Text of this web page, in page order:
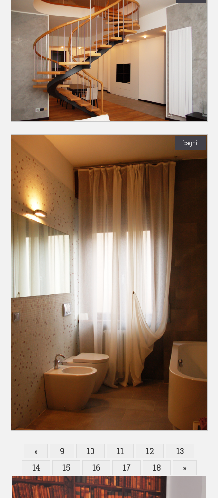
bagni
« 9 10 11 12
13
14
15 16 17 18 »